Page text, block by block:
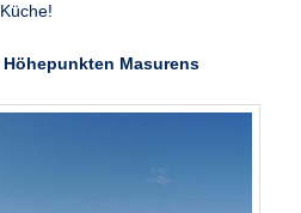
Höhepunkten Masurens